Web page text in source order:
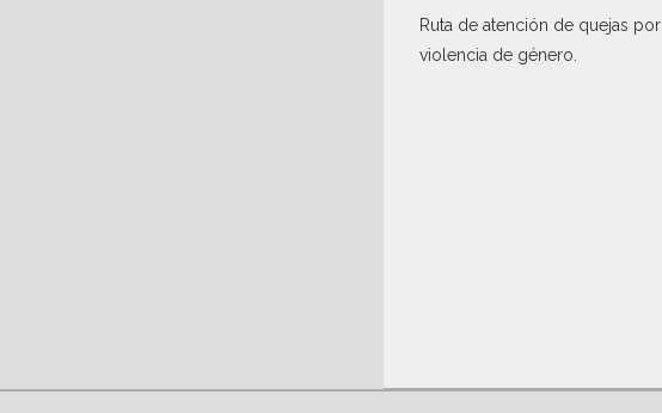
Ruta de atención de quejas por
violencia de género